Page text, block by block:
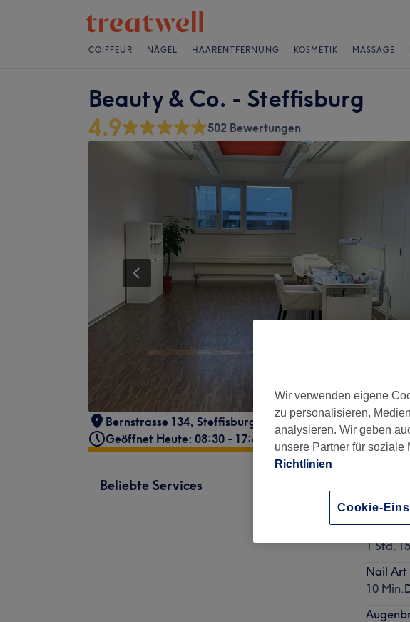
COIFFEUR NÄGEL HAARENTFERNUNG KOSMETIK MASSAGE
Beauty & Co. - Steffisburg
4.9 502 Bewertungen
Bernstrasse 134, Steffisburg
3613
Geöffnet Heute: 08:30 - 17:45
Beliebte Services
1 Std. -
Nagel
1 Std.
Nail Art
10 Min.
Wir verwenden eigene
zu personalisieren,
analysieren. Wir geben
unsere Partner für soziale
Richtlinien
Cookie-